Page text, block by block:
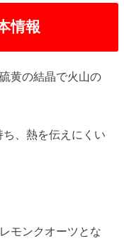
情報
黄の結晶で火山の
、熱を伝えにくい
モンクオーツとな